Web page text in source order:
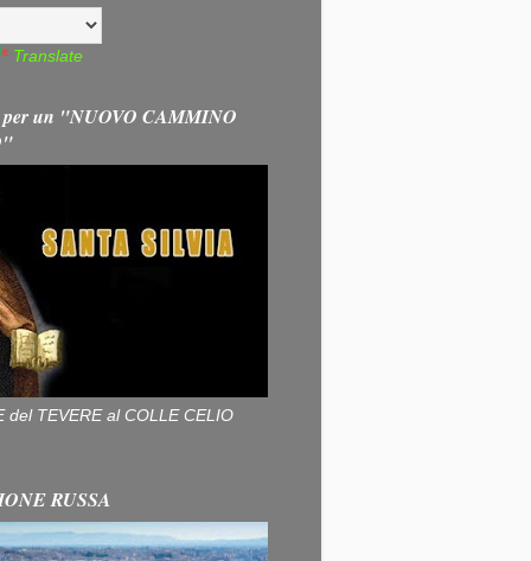
Translate
per un "NUOVO CAMMINO
del TEVERE al COLLE CELIO
RUSSA